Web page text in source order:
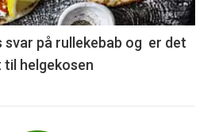
svar på rullekebab og er det
helgekosen